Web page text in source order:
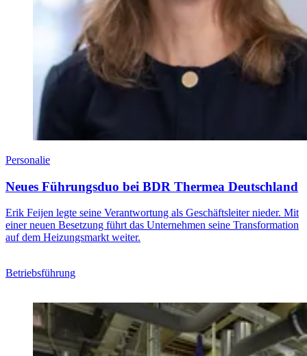
Personalie
Neues Führungsduo bei BDR Thermea Deutschland
Erik Feijen legte seine Verantwortung als Geschäftsleiter nieder. Mit
einer neuen Besetzung führt das Unternehmen seine Transformation
auf dem Heizungsmarkt weiter.
Betriebsführung